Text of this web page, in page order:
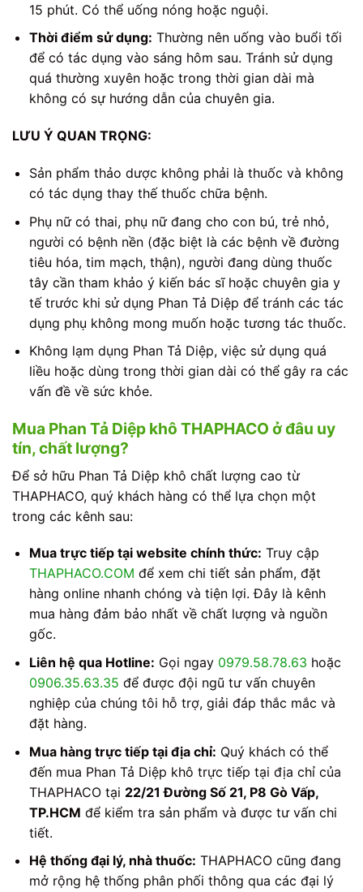
15 phút. Có thể uống nóng hoặc nguội.
Thời điểm sử dụng: Thường nên uống vào buổi tối
để có tác dụng vào sáng hôm sau. Tránh sử dụng
quá thường xuyên hoặc trong thời gian dài mà
không có sự hướng dẫn của chuyên gia.
LƯU Ý QUAN TRỌNG:
Sản phẩm thảo dược không phải là thuốc và không
có tác dụng thay thế thuốc chữa bệnh.
Phụ nữ có thai, phụ nữ đang cho con bú, trẻ nhỏ,
người có bệnh nền (đặc biệt là các bệnh về đường
tiêu hóa, tim mạch, thận), người đang dùng thuốc
tây cần tham khảo ý kiến bác sĩ hoặc chuyên gia y
tế trước khi sử dụng Phan Tả Diệp để tránh các tác
dụng phụ không mong muốn hoặc tương tác thuốc.
Không lạm dụng Phan Tả Diệp, việc sử dụng quá
liều hoặc dùng trong thời gian dài có thể gây ra các
vấn đề về sức khỏe.
Mua Phan Tả Diệp khô THAPHACO ở đâu uy
tín, chất lượng?
Để sở hữu Phan Tả Diệp khô chất lượng cao từ
THAPHACO, quý khách hàng có thể lựa chọn một
trong các kênh sau:
Mua trực tiếp tại website chính thức: Truy cập
THAPHACO.COM để xem chi tiết sản phẩm, đặt
hàng online nhanh chóng và tiện lợi. Đây là kênh
mua hàng đảm bảo nhất về chất lượng và nguồn
gốc.
Liên hệ qua Hotline: Gọi ngay 0979.58.78.63 hoặc
0906.35.63.35 để được đội ngũ tư vấn chuyên
nghiệp của chúng tôi hỗ trợ, giải đáp thắc mắc và
đặt hàng.
Mua hàng trực tiếp tại địa chỉ: Quý khách có thể
đến mua Phan Tả Diệp khô trực tiếp tại địa chỉ của
THAPHACO tại 22/21 Đường Số 21, P8 Gò Vấp,
TP.HCM để kiểm tra sản phẩm và được tư vấn chi
tiết.
Hệ thống đại lý, nhà thuốc: THAPHACO cũng đang
mở rộng hệ thống phân phối thông qua các đại lý